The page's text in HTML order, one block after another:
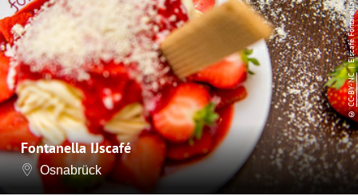
Fontanella IJscafé
Osnabrück
©
CC-BY-NC
| Eiscafé Fontanella